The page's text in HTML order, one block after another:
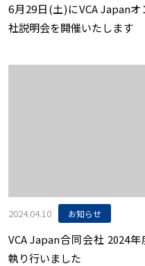
6月29日(土)にVCA Japan
社説明会を開催いたします
2024.04.10 お知らせ
VCA Japan合同会社 2024年
執り行いました